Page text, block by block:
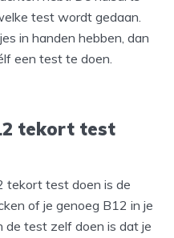
test wordt gedaan.
in handen hebben, dan
een test te doen.
tekort test
tekort test doen is de
of je genoeg B12 in je
de test zelf doen is dat je